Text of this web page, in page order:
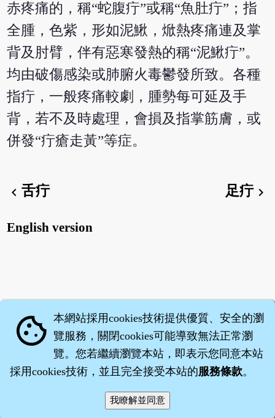
赤疼痛的，稱“蛇腹疔”或稱“魚肚疔”；指
全腫，色紫，形如泥鰍，焮熱疼痛連及掌
背及肘臂，伴有惡寒發熱的稱“泥鰍疔”。
均由破傷感染或肺腑火毒鬱發所致。各種
指疔，一般疼痛較劇，腫勢每可延及手
背，若不及時處理，會損及指掌筋膚，或
併發“疔瘡走黃”等症。
chevron_left舌疔 足疔chevron_right
English version
‧沈藥子©2008～2026
cookie 本網站採用cookies技術提供優質、安全的瀏
覽服務，關閉cookies可能導致無法正常瀏
覽。您若繼續瀏覽本站，即表示您同意本站
採用cookies技術，並且完全接受本站的服務條款。